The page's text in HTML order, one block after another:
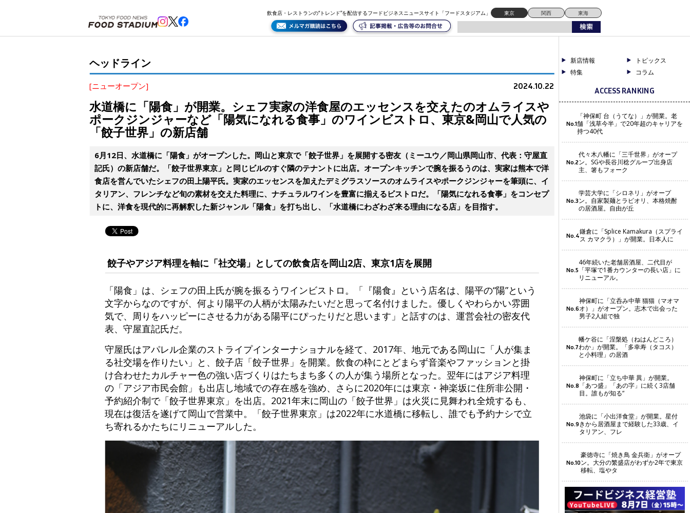
飲食店・レストランの“トレンド”を配信するフードビジネスニュースサイト「フードスタジアム」 東京 関西 東海
ヘッドライン
[ニューオープン] 2024.10.22
水道橋に「陽食」が開業。シェフ実家の洋食屋のエッセンスを交えたのオムライスや
ポークジンジャーなど「陽気になれる食事」のワインビストロ、東京&岡山で人気の
「餃子世界」の新店舗
6月12日、水道橋に「陽食」がオープンした。岡山と東京で「餃子世界」を展開する密友（ミーユウ／岡山県岡山市、代表：守屋直
記氏）の新店舗だ。「餃子世界東京」と同じビルのすぐ隣のテナントに出店。オープンキッチンで腕を振るうのは、実家は熊本で洋
食店を営んでいたシェフの田上陽平氏。実家のエッセンスを加えたデミグラスソースのオムライスやポークジンジャーを筆頭に、イ
タリアン、フレンチなど旬の素材を交えた料理に、ナチュラルワインを豊富に揃えるビストロだ。「陽気になれる食事」をコンセプ
トに、洋食を現代的に再解釈した新ジャンル「陽食」を打ち出し、「水道橋にわざわざ来る理由になる店」を目指す。
餃子やアジア料理を軸に「社交場」としての飲食店を岡山2店、東京1店を展開
「陽食」は、シェフの田上氏が腕を振るうワインビストロ。「『陽食』という店名は、陽平の“陽”という
文字からなのですが、何より陽平の人柄が太陽みたいだと思って名付けました。優しくやわらかい雰囲
気で、周りをハッピーにさせる力がある陽平にぴったりだと思います」と話すのは、運営会社の密友代
表、守屋直記氏だ。
守屋氏はアパレル企業のストライプインターナショナルを経て、2017年、地元である岡山に「人が集ま
る社交場を作りたい」と、餃子店「餃子世界」を開業。飲食の枠にとどまらず音楽やファッションと掛
け合わせたカルチャー色の強い店づくりはたちまち多くの人が集う場所となった。翌年にはアジア料理
の「アジア市民会館」も出店し地域での存在感を強め、さらに2020年には東京・神楽坂に住所非公開・
予約紹介制で「餃子世界東京」を出店。2021年末に岡山の「餃子世界」は火災に見舞われ全焼するも、
現在は復活を遂げて岡山で営業中。「餃子世界東京」は2022年に水道橋に移転し、誰でも予約ナシで立
ち寄れるかたちにリニューアルした。
新店情報
トピックス
特集
コラム
ACCESS RANKING
No.1
「神保町 台（うてな）」が開業。老
舗「浅草今半」で20年超のキャリアを
持つ40代
No.2
代々木八幡に「三千世界」がオープ
ン。SGや長谷川稔グループ出身店
主、箸もフォーク
No.3
学芸大学に「シロネリ」がオープ
ン。自家製麺とラビオリ、本格焼酎
の居酒屋。自由が丘
No.4鎌倉に「Splice Kamakura（スプライ
ス カマクラ）」が開業。日本人に
No.5
46年続いた老舗居酒屋、二代目が
「平塚で1番カウンターの長い店」に
リニューアル。
No.6
神保町に「立呑み中華 猫猫（マオマ
オ）」がオープン。志木で出会った
男子2人組で独
No.7
幡ケ谷に「涅槃処（ねはんどころ）
わか」が開業。「多幸寿（タコス）
と小料理」の居酒
No.8
神保町に「立ち中華 異」が開業。
「あつ盛」「あの字」に続く3店舗
目。誰もが知る“
No.9
池袋に「小出洋食堂」が開業。星付
きから居酒屋まで経験した33歳、イ
タリアン、フレ
No.10
豪徳寺に「焼き鳥 金兵衛」がオープ
ン。大分の繁盛店がわずか2年で東京
移転、塩やタ